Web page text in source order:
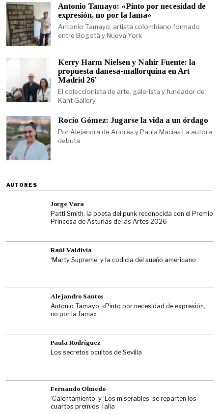
Antonio Tamayo: «Pinto por necesidad de
expresión, no por la fama»
Antonio Tamayo, artista colombiano formado
entre Bogotá y Nueva York
Kerry Harm Nielsen y Nahir Fuente: la
propuesta danesa-mallorquina en Art
Madrid 26′
El coleccionista de arte, galerista y fundador de
Kant Gallery,
Rocío Gómez: Jugarse la vida a un órdago
Por Alejandra de Andrés y Paula Macías La autora
debuta
AUTORES
Jorge Vara
Patti Smith, la poeta del punk reconocida con el Premio
Princesa de Asturias de las Artes 2026
Raúl Valdivia
‘Marty Supreme’ y la codicia del sueño americano
Alejandro Santos
Antonio Tamayo: «Pinto por necesidad de expresión,
no por la fama»
Paula Rodríguez
Los secretos ocultos de Sevilla
Fernando Olmedo
‘Calentamiento’ y ‘Los miserables’ se reparten los
cuartos premios Talía